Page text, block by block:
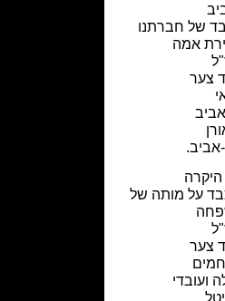
של